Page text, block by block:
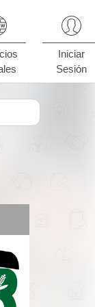
Iniciar
Sesión